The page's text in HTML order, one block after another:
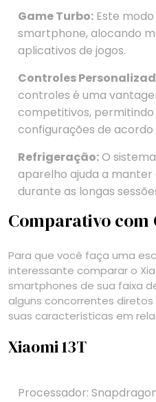
Game Turbo: Este
smartphone, alocando
aplicativos de jogos.
Controles
controles é uma
competitivos, permitindo
configurações de
Refrigeração:O
aparelho ajuda a
durante as longas
Comparativo com
Para que você faça uma
interessante comparar o
smartphones de sua faixa
alguns concorrentes
suas características em
Xiaomi 13T
Processador: